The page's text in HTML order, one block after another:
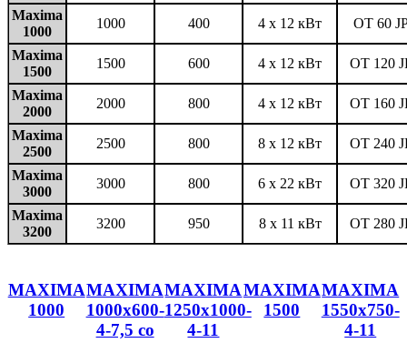
Maxima
1000
1000 400 4 x 12 кВт OT 60
Maxima
1500
1500 600 4 x 12 кВт OT 120
Maxima
2000
2000 800 4 x 12 кВт OT 160
Maxima
2500
2500 800 8 x 12 кВт OT 240
Maxima
3000
3000 800 6 x 22 кВт OT 320
Maxima
3200
3200 950 8 x 11 кВт OT 280
MAXIMA
1000
MAXIMA
1000x600-
4-7,5 со
MAXIMA
1250x1000-
4-11
MAXIMA
1500
MAXIMA
1550x750-
4-11